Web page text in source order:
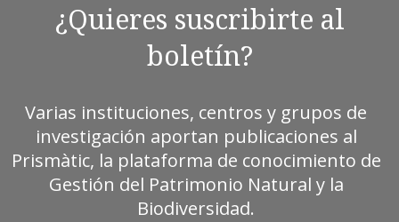
¿Quieres suscribirte al
boletín?
Varias instituciones, centros y grupos de
investigación aportan publicaciones al
Prismàtic, la plataforma de conocimiento de
Gestión del Patrimonio Natural y la
Biodiversidad.